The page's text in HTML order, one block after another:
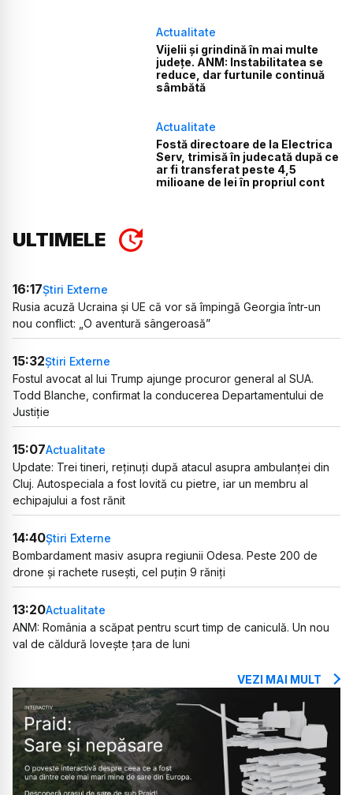
Actualitate
Vijelii și grindină în mai multe
județe. ANM: Instabilitatea se
reduce, dar furtunile continuă
sâmbătă
Actualitate
Fostă directoare de la Electrica
Serv, trimisă în judecată după ce
ar fi transferat peste 4,5
milioane de lei în propriul cont
ULTIMELE
16:17Știri Externe
Rusia acuză Ucraina și UE că vor să împingă Georgia într-un
nou conflict: „O aventură sângeroasă”
15:32Știri Externe
Fostul avocat al lui Trump ajunge procuror general al SUA.
Todd Blanche, confirmat la conducerea Departamentului de
Justiție
15:07Actualitate
Update: Trei tineri, reținuți după atacul asupra ambulanței din
Cluj. Autospeciala a fost lovită cu pietre, iar un membru al
echipajului a fost rănit
14:40Știri Externe
Bombardament masiv asupra regiunii Odesa. Peste 200 de
drone și rachete rusești, cel puțin 9 răniți
13:20Actualitate
ANM: România a scăpat pentru scurt timp de caniculă. Un nou
val de căldură lovește țara de luni
VEZI MAI MULT